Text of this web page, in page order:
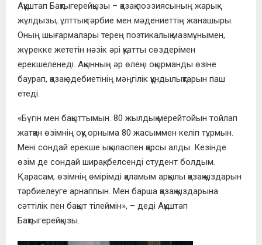
Ақұштап Бақтыгерейқызы – қазақ поэзиясының жарық
жұлдызы, ұлттық тәрбие мен мәдениеттің жанашыры.
Оның шығармалары терең поэтикалық мазмұнымен,
жүрекке жететін нәзік әрі қуатты сөздерімен
ерекшеленеді. Ақынның әр өлеңі оқырманды өзіне
баурап, қазақ әдебиетінің мәңгілік құндылықтарын паш
етеді.
«Бүгін мен бақыттымын. 80 жылдық мерейтойын тойлап
жатқан өзімнің оқу орныма 80 жасыммен келіп тұрмын.
Мені сондай ерекше ықыласпен қарсы алды. Кезінде
өзім де сондай ширақ, белсенді студент болдым.
Қарасам, өзімнің өмірімді қаламым арқылы қазақ қыздарын
тәрбиелеуге арнаппын. Мен барша қазақ қыздарына
сәттілік пен бақыт тілеймін», – деді Ақұштап
Бақтыгерейқызы.